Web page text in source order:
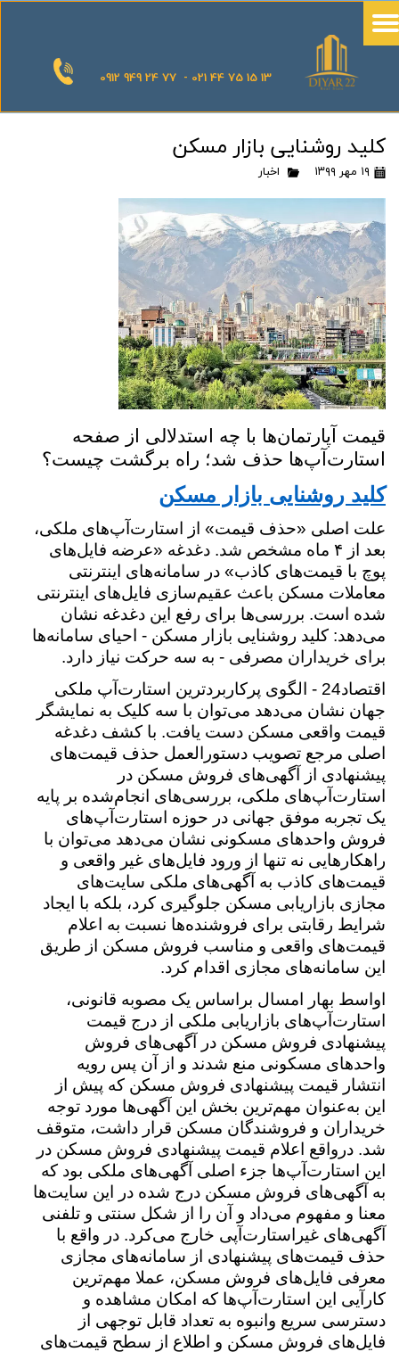
0912 949 24 77 - 021 44 75 15 13
کلید روشنایی بازار مسکن
۱۹ مهر ۱۳۹۹ اخبار
قیمت آپارتمان‌ها با چه استدلالی از صفحه
استارت‌آپ‌ها حذف شد؛ راه برگشت چیست؟
کلید روشنایی بازار مسکن
علت اصلی «حذف قیمت» از استارت‌آپ‌های ملکی،
بعد از ۴ ماه مشخص شد. دغدغه «عرضه فایل‌های
پوچ با قیمت‌های کاذب» در سامانه‌های اینترنتی
معاملات مسکن باعث عقیم‌سازی فایل‌های اینترنتی
شده است. بررسی‌ها برای رفع این دغدغه نشان
می‌دهد: کلید روشنایی بازار مسکن - احیای سامانه‌ها
برای خریداران مصرفی - به سه حرکت نیاز دارد.
اقتصاد24 - الگوی پرکاربردترین استارت‌آپ ملکی
جهان نشان می‌دهد می‌توان با سه کلیک به نمایشگر
قیمت واقعی مسکن دست یافت. با کشف دغدغه
اصلی مرجع تصویب دستورالعمل حذف قیمت‌های
پیشنهادی از آگهی‌های فروش مسکن در
استارت‌آپ‌های ملکی، بررسی‌های انجام‌شده بر پایه
یک تجربه موفق جهانی در حوزه استارت‌آپ‌های
فروش واحدهای مسکونی نشان می‌دهد می‌توان با
راهکارهایی نه تنها از ورود فایل‌های غیر واقعی و
قیمت‌های کاذب به آگهی‌های ملکی سایت‌های
مجازی بازاریابی مسکن جلوگیری کرد، بلکه با ایجاد
شرایط رقابتی برای فروشنده‌ها نسبت به اعلام
قیمت‌های واقعی و مناسب فروش مسکن از طریق
این سامانه‌های مجازی اقدام کرد.
اواسط بهار امسال براساس یک مصوبه قانونی،
استارت‌آپ‌های بازاریابی ملکی از درج قیمت
پیشنهادی فروش مسکن در آگهی‌های فروش
واحدهای مسکونی منع شدند و از آن پس رویه
انتشار قیمت پیشنهادی فروش مسکن که پیش از
این به‌عنوان مهم‌ترین بخش این آگهی‌ها مورد توجه
خریداران و فروشندگان مسکن قرار داشت، متوقف
شد. درواقع اعلام قیمت پیشنهادی فروش مسکن در
این استارت‌آپ‌ها جزء اصلی آگهی‌های ملکی بود که
به آگهی‌های فروش مسکن درج شده در این سایت‌ها
معنا و مفهوم می‌داد و آن را از شکل سنتی و تلفنی
آگهی‌های غیراستارت‌آپی خارج می‌کرد. در واقع با
حذف قیمت‌های پیشنهادی از سامانه‌های مجازی
معرفی فایل‌های فروش مسکن، عملا مهم‌ترین
کارآیی این استارت‌آپ‌ها که امکان مشاهده و
دسترسی سریع وانبوه به تعداد قابل توجهی از
فایل‌های فروش مسکن و اطلاع از سطح قیمت‌های